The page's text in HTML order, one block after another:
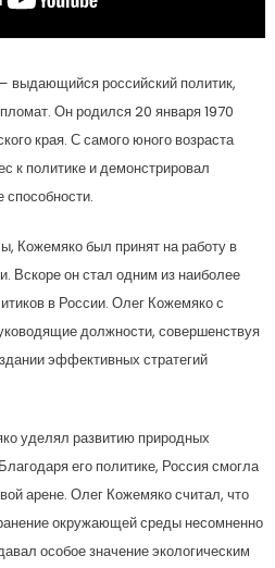
выдающийся российский политик,
Он родился 20 января 1970
края. С самого юного возраста
к политике и демонстрировал
способности.
Кожемяко был принят на работу в
Вскоре он стал одним из наиболее
в России. Олег Кожемяко с
должности, совершенствуя
эффективных стратегий
уделял развитию природных
его политике, Россия смогла
арене. Олег Кожемяко считал, что
окружающей среды несомненно
особое значение экологическим